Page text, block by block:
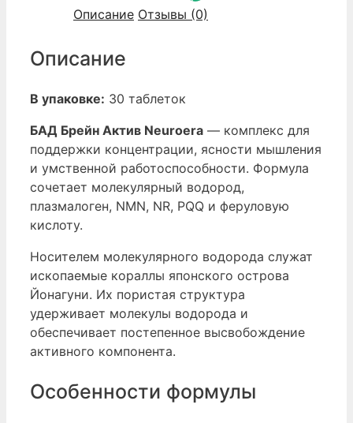
Pinterest
Описание Отзывы (0)
Описание
В упаковке: 30 таблеток
БАД Брейн Актив Neuroera — комплекс для
поддержки концентрации, ясности мышления
и умственной работоспособности. Формула
сочетает молекулярный водород,
плазмалоген, NMN, NR, PQQ и феруловую
кислоту.
Носителем молекулярного водорода служат
ископаемые кораллы японского острова
Йонагуни. Их пористая структура
удерживает молекулы водорода и
обеспечивает постепенное высвобождение
активного компонента.
Особенности формулы